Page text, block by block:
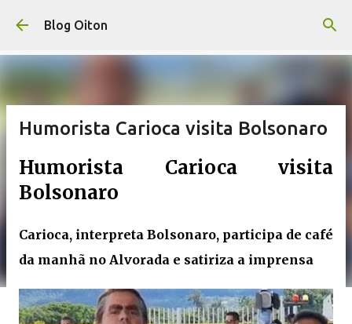
Pular para o conteúdo principal
Blog Oiton
Humorista Carioca visita Bolsonaro
Humorista Carioca visita
Bolsonaro
Carioca, interpreta Bolsonaro, participa de café
da manhã no Alvorada e satiriza a imprensa